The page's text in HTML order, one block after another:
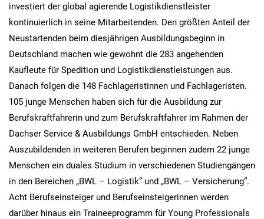
investiert der global agierende Logistikdienstleister
kontinuierlich in seine Mitarbeitenden. Den größten Anteil der
Neustartenden beim diesjährigen Ausbildungsbeginn in
Deutschland machen wie gewohnt die 283 angehenden
Kaufleute für Spedition und Logistikdienstleistungen aus.
Danach folgen die 148 Fachlageristinnen und Fachlageristen.
105 junge Menschen haben sich für die Ausbildung zur
Berufskraftfahrerin und zum Berufskraftfahrer im Rahmen der
Dachser Service & Ausbildungs GmbH entschieden. Neben
Auszubildenden in weiteren Berufen beginnen zudem 22 junge
Menschen ein duales Studium in verschiedenen Studiengängen
in den Bereichen „BWL – Logistik“ und „BWL – Versicherung“.
Acht Berufseinsteiger und Berufseinsteigerinnen werden
darüber hinaus ein Traineeprogramm für Young Professionals